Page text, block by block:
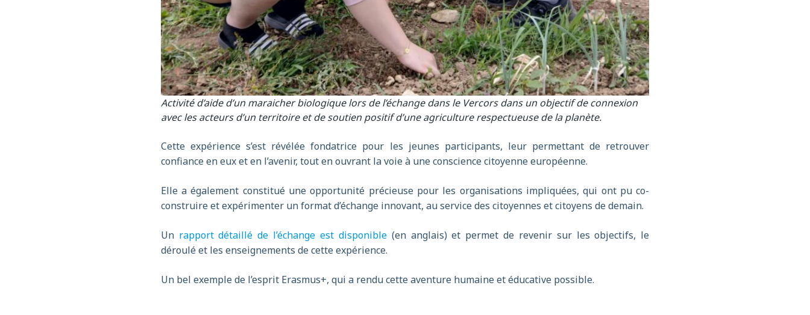
Activité d’aide d’un maraicher biologique lors de l’échange dans le Vercors dans un objectif de connexion
avec les acteurs d’un territoire et de soutien positif d’une agriculture respectueuse de la planète.
Cette expérience s’est révélée fondatrice pour les jeunes participants, leur permettant de retrouver
confiance en eux et en l’avenir, tout en ouvrant la voie à une conscience citoyenne européenne.
Elle a également constitué une opportunité précieuse pour les organisations impliquées, qui ont pu co-
construire et expérimenter un format d’échange innovant, au service des citoyennes et citoyens de demain.
Un rapport détaillé de l’échange est disponible(en anglais) et permet de revenir sur les objectifs, le
déroulé et les enseignements de cette expérience.
Un bel exemple de l’esprit Erasmus+, qui a rendu cette aventure humaine et éducative possible.